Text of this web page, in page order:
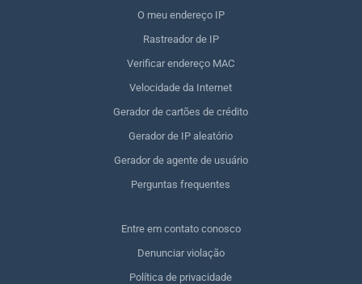
O meu endereço IP
Rastreador de IP
Verificar endereço MAC
Velocidade da Internet
Gerador de cartões de crédito
Gerador de IP aleatório
Gerador de agente de usuário
Perguntas frequentes
Entre em contato conosco
Denunciar violação
Política de privacidade